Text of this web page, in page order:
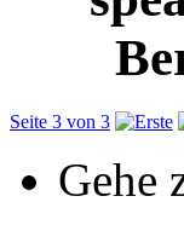
Seite 3 von 3
Gehe